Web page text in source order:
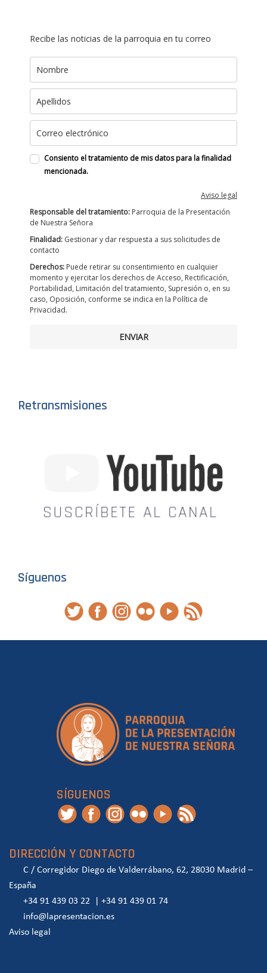
Recibe las noticias de la parroquia en tu correo
Consiento el tratamiento de mis datos para la finalidad
mencionada.
Aviso legal
Responsable del tratamiento: Parroquia de la Presentación
de Nuestra Señora
Finalidad: Gestionar y dar respuesta a sus solicitudes de
contacto
Derechos: Puede retirar su consentimiento en cualquier
momento y ejercitar los derechos de Acceso, Rectificación,
Portabilidad, Limitación del tratamiento, Supresión o, en su
caso, Oposición, conforme se indica en la Política de
Privacidad.
ENVIAR
Retransmisiones
Síguenos
SÍGUENOS
DIRECCIÓN Y CONTACTO
C / Corregidor Diego de Valderrábano, 62, 28030 Madrid –
España
+34 91 439 03 22
+34 91 439 01 74
info@lapresentacion.es
Aviso legal